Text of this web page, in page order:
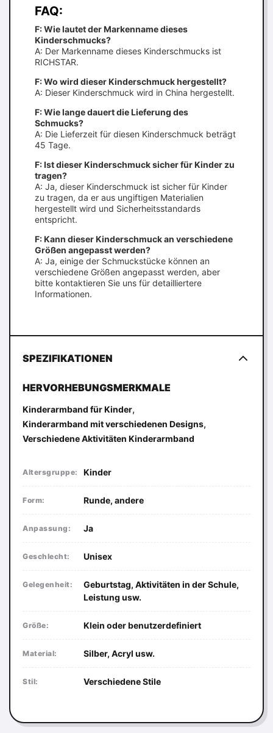
FAQ:
F: Wie lautet der Markenname dieses
Kinderschmucks?
A: Der Markenname dieses Kinderschmucks ist
RICHSTAR.
F: Wo wird dieser Kinderschmuck hergestellt?
A: Dieser Kinderschmuck wird in China hergestellt.
F: Wie lange dauert die Lieferung des
Schmucks?
A: Die Lieferzeit für diesen Kinderschmuck beträgt
45 Tage.
F: Ist dieser Kinderschmuck sicher für Kinder zu
tragen?
A: Ja, dieser Kinderschmuck ist sicher für Kinder
zu tragen, da er aus ungiftigen Materialien
hergestellt wird und Sicherheitsstandards
entspricht.
F: Kann dieser Kinderschmuck an verschiedene
Größen angepasst werden?
A: Ja, einige der Schmuckstücke können an
verschiedene Größen angepasst werden, aber
bitte kontaktieren Sie uns für detailliertere
Informationen.
SPEZIFIKATIONEN
HERVORHEBUNGSMERKMALE
Kinderarmband für Kinder,
Kinderarmband mit verschiedenen Designs,
Verschiedene Aktivitäten Kinderarmband
Altersgruppe: Kinder
Form: Runde, andere
Anpassung: Ja
Geschlecht: Unisex
Gelegenheit:
Geburtstag, Aktivitäten in der Schule,
Leistung usw.
Größe: Klein oder benutzerdefiniert
Material: Silber, Acryl usw.
Stil: Verschiedene Stile